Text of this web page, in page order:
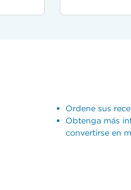
Ordene sus
Obtenga más
convertirse en